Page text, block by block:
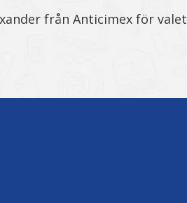
från Anticimex för valet